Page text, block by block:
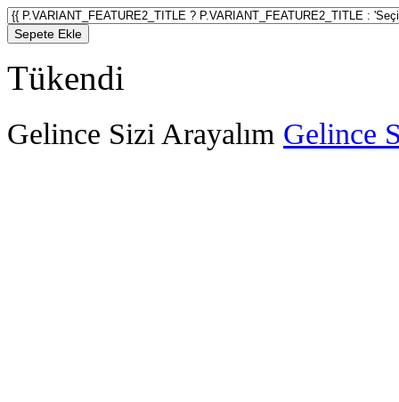
Sepete Ekle
Tükendi
Gelince Sizi Arayalım Gelince